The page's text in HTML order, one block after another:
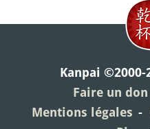
Kanpai ©2000-
Faire un don
Mentions légales